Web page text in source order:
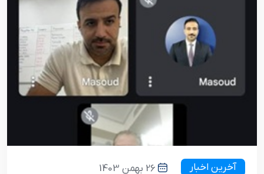
آخرین اخبار 26 بهمن 1403